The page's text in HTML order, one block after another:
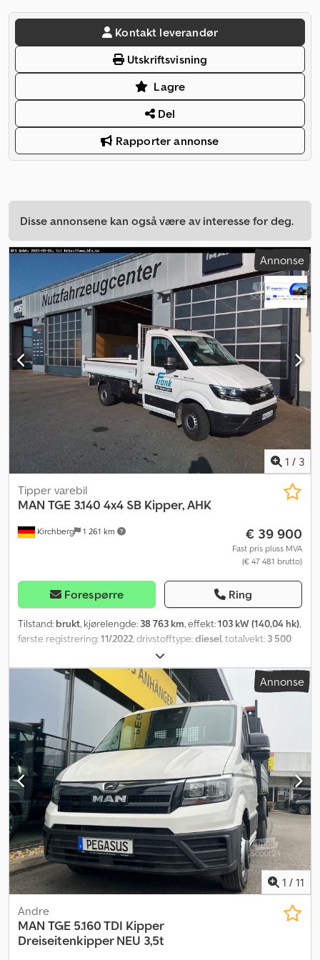
Kontakt leverandør
Utskriftsvisning
Lagre
Del
Rapporter annonse
Disse annonsene kan også være av interesse for deg.
Annonse
1 / 3
Kirchberg 1 261 km
Tipper varebil
MAN TGE 3.140 4x4 SB Kipper, AHK
€ 39 900
Fast pris pluss MVA
(€ 47 481 brutto)
Forespørre Ring
Tilstand: brukt, kjørelengde: 38 763 km, effekt:103 kW (140,04 hk),
første registrering:11/2022 , drivstofftype:diesel , totalvekt: 3 500
01/2027, girtype:
Euro 6, Utstyr:aircondition, sentral låsing,
Annonse
1 / 11
Andre
MAN TGE 5.160 TDI Kipper
Dreiseitenkipper NEU 3,5t